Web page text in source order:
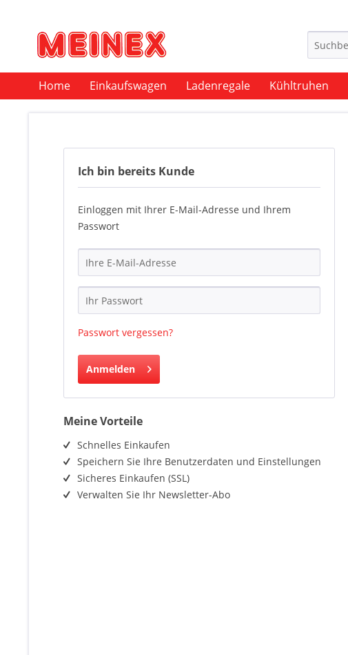
Home Einkaufswagen Ladenregale Kühltruhen
Ich bin bereits Kunde
Einloggen mit Ihrer E-Mail-Adresse und Ihrem
Passwort
Passwort vergessen?
Anmelden
Meine Vorteile
Schnelles Einkaufen
Speichern Sie Ihre Benutzerdaten und Einstellungen
Sicheres Einkaufen (SSL)
Verwalten Sie Ihr Newsletter-Abo